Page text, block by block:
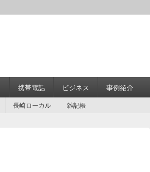
携帯電話 ビジネス 事例紹介
長崎ローカル 雑記帳